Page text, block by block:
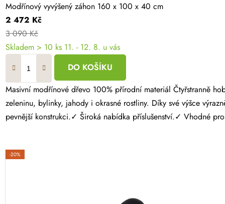
Modřínový vyvýšený záhon 160 x 100 x 40 cm
2 472 Kč
3 090 Kč
Skladem > 10 ks 11. - 12. 8. u vás
DO KOŠÍKU
Masivní modřínové dřevo 100% přírodní materiál Čtyřstranně hoblovaný masiv Vytvořte si zahrádku přesně podle svých představ. Modřínový vyvýšený záhon 160 × 100 × 40 cm nabízí velkorysý prostor pro
zeleninu, bylinky, jahody i okrasné rostliny. Díky své výšce
pevnější konstrukci.✓ Široká nabídka příslušenství.✓ Vhodné
-20%